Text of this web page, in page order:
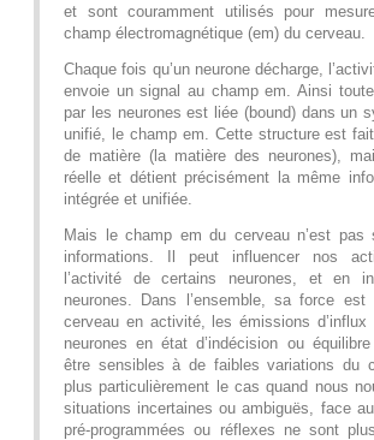
et sont couramment utilisés pour
champ électromagnétique (em) du cerveau.
Chaque fois qu’un neurone décharge,
envoie un signal au champ em. Ainsi toute
par les neurones est liée (bound) dans un
unifié, le champ em. Cette structure est
de matière (la matière des neurones),
réelle et détient précisément la même
intégrée et unifiée.
Mais le champ em du cerveau n’est pas
informations. Il peut influencer nos
l’activité de certains neurones, et en
neurones. Dans l’ensemble, sa force
cerveau en activité, les émissions d’influx
neurones en état d’indécision ou
être sensibles à de faibles variations du
plus particulièrement le cas quand nous
situations incertaines ou ambiguës, face
pré-programmées ou réflexes ne sont